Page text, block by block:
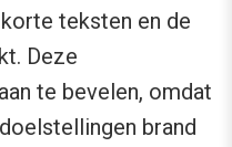
teksten en de
Deze
te bevelen, omdat
brand